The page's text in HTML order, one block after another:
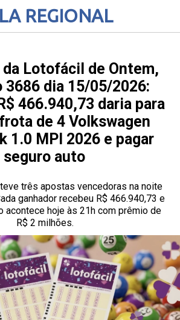
REGIONAL
da Lotofácil de Ontem,
3686 dia 15/05/2026:
466.940,73 daria para
de 4 Volkswagen
1.0 MPI 2026 e pagar
seguro auto
três apostas vencedoras na noite
ganhador recebeu R$ 466.940,73 e
acontece hoje às 21h com prêmio de
R$ 2 milhões.